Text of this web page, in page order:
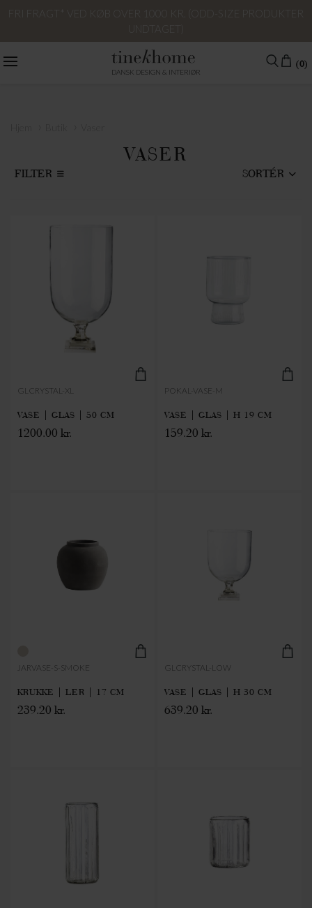
DANSK DESIGN & INTERIØR
(0)
VASER
FILTER SORTÉR
GLCRYSTAL-XL
VASE | GLAS | 50 CM
1200.00 kr.
POKAL-VASE-M
VASE | GLAS | H 19 CM
159.20 kr.
JARVASE-S-SMOKE
KRUKKE | LER | 17 CM
239.20 kr.
GLCRYSTAL-LOW
VASE | GLAS | H 30 CM
639.20 kr.